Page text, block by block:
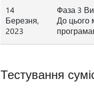
14
Березня,
2023
Фаза 3
До цього
Тестування